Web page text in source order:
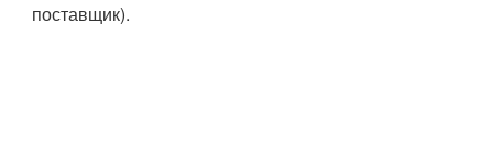
поставщик).